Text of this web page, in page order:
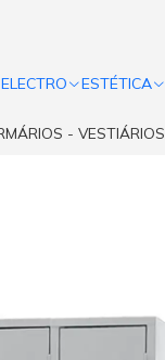
ELECTRO ESTÉTICA
- VESTIÁRIOS